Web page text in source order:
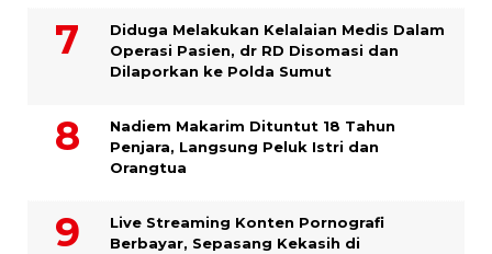
Diduga Melakukan Kelalaian Medis Dalam
Operasi Pasien, dr RD Disomasi dan
Dilaporkan ke Polda Sumut
​Nadiem Makarim Dituntut 18 Tahun
Penjara, Langsung Peluk Istri dan
Orangtua
Live Streaming Konten Pornografi
Berbayar, Sepasang Kekasih di